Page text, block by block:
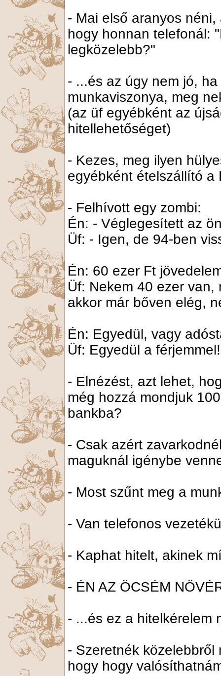
- Mai első aranyos
hogy honnan telefonál:
legközelebb?"
- ...és az úgy nem jó,
munkaviszonya, meg
(az üf egyébként az
hitellehetőséget)
- Kezes, meg ilyen
egyébként ételszállító a
- Felhívott egy zombi:
Én: - Véglegesített az
Üf: - Igen, de 94-ben
Én: 60 ezer Ft
Üf: Nekem 40 ezer
akkor már bőven elég,
Én: Egyedül, vagy
Üf: Egyedül a férjemmel!
- Elnézést, azt lehet,
még hozzá mondjuk
bankba?
- Csak azért
maguknál igénybe
- Most szűnt meg a
- Van telefonos
- Kaphat hitelt, akinek
- ÉN AZ ÖCSÉM
- ...és ez a hitelkérelem
- Szeretnék közelebbről
hogy hogy